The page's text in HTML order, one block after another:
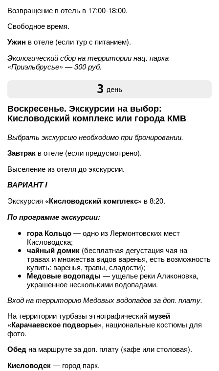
Возвращение в отель в 17:00-18:00.
Свободное время.
Ужин в отеле (если тур с питанием).
Экологический сбор на территории нац. парка
«Приэльбрусье» — 300 руб.
3 день
Воскресенье. Экскурсии на выбор:
Кисловодский комплекс или города КМВ
Выбрать экскурсию необходимо при бронировании.
Завтрак в отеле (если предусмотрено).
Выселение из отеля до экскурсии.
ВАРИАНТ I
Экскурсия «Кисловодский комплекс» в 8:20.
По программе экскурсии:
гора Кольцо— одно из Лермонтовских мест
Кисловодска;
чайный домик (бесплатная дегустация чая на
травах и множества видов варенья, есть возможность
купить: варенья, травы, сладости);
Медовые водопады — ущелье реки Аликоновка,
украшенное несколькими водопадами.
Вход на территорию Медовых водопадов за доп. плату.
На территории турбазы этнографический музей
«Карачаевское подворье», национальные костюмы для
фото.
Обед на маршруте за доп. плату (кафе или столовая).
Кисловодск— город парк.